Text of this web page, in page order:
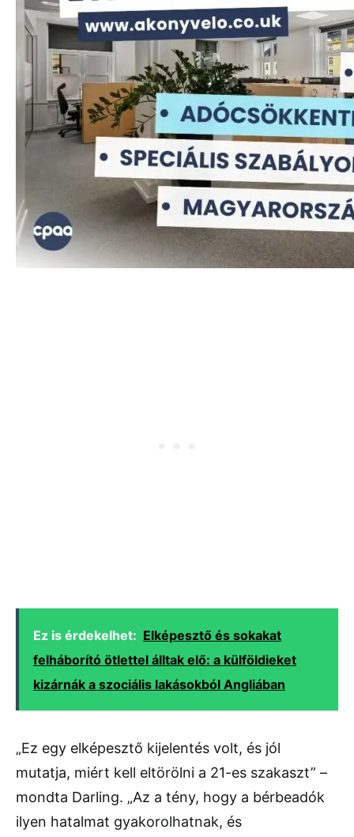
Ez is érdekelhet: Elképesztő és sokakat
felháborító ötlettel álltak elő: a külföldieket
kizárnák a szociális lakásokból Angliában
„Ez egy elképesztő kijelentés volt, és jól
mutatja, miért kell eltörölni a 21-es szakaszt” –
mondta Darling. „Az a tény, hogy a bérbeadók
ilyen hatalmat gyakorolhatnak, és